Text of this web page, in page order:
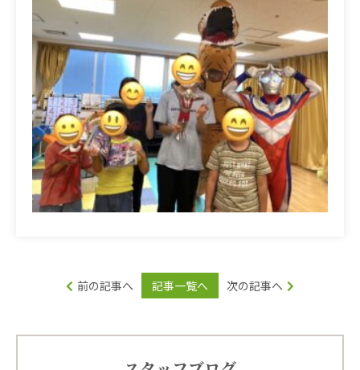
前の記事へ 記事一覧へ 次の記事へ